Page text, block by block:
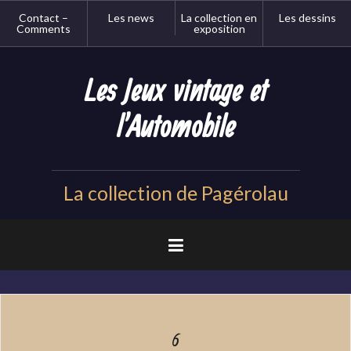
Contact –
Comments
Les news
La collection en
exposition
Les dessins
Les Jeux vintage et
l'Automobile
La collection de Pagérolau
6